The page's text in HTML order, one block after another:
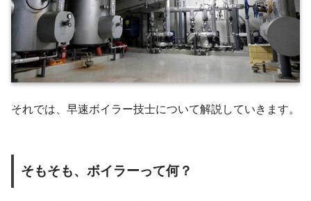
それでは、早速ボイラー技士について解説していきます。
そもそも、ボイラーって何？